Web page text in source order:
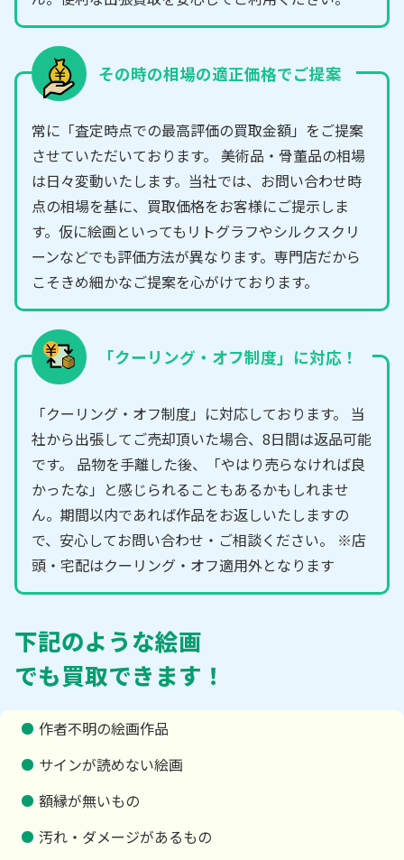
その時の相場の適正価格でご提案
常に「査定時点での最高評価の買取金額」をご提案
させていただいております。 美術品・骨董品の相場
は日々変動いたします。当社では、お問い合わせ時
点の相場を基に、買取価格をお客様にご提示しま
す。仮に絵画といってもリトグラフやシルクスクリ
ーンなどでも評価方法が異なります。専門店だから
こそきめ細かなご提案を心がけております。
「クーリング・オフ制度」に対応！
「クーリング・オフ制度」に対応しております。 当
社から出張してご売却頂いた場合、8日間は返品可能
です。 品物を手離した後、「やはり売らなければ良
かったな」と感じられることもあるかもしれませ
ん。期間以内であれば作品をお返しいたしますの
で、安心してお問い合わせ・ご相談ください。 ※店
頭・宅配はクーリング・オフ適用外となります
下記のような絵画
でも買取できます！
作者不明の絵画作品
サインが読めない絵画
額縁が無いもの
汚れ・ダメージがあるもの